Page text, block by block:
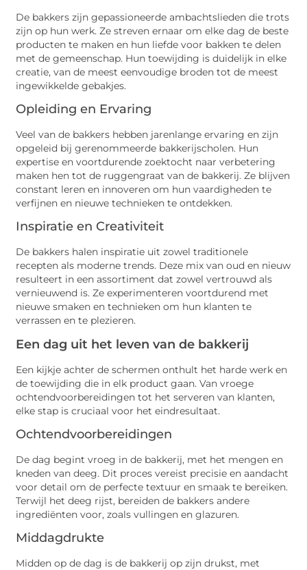
De bakkers zijn gepassioneerde ambachtslieden die trots
zijn op hun werk. Ze streven ernaar om elke dag de beste
producten te maken en hun liefde voor bakken te delen
met de gemeenschap. Hun toewijding is duidelijk in elke
creatie, van de meest eenvoudige broden tot de meest
ingewikkelde gebakjes.
Opleiding en Ervaring
Veel van de bakkers hebben jarenlange ervaring en zijn
opgeleid bij gerenommeerde bakkerijscholen. Hun
expertise en voortdurende zoektocht naar verbetering
maken hen tot de ruggengraat van de bakkerij. Ze blijven
constant leren en innoveren om hun vaardigheden te
verfijnen en nieuwe technieken te ontdekken.
Inspiratie en Creativiteit
De bakkers halen inspiratie uit zowel traditionele
recepten als moderne trends. Deze mix van oud en nieuw
resulteert in een assortiment dat zowel vertrouwd als
vernieuwend is. Ze experimenteren voortdurend met
nieuwe smaken en technieken om hun klanten te
verrassen en te plezieren.
Een dag uit het leven van de bakkerij
Een kijkje achter de schermen onthult het harde werk en
de toewijding die in elk product gaan. Van vroege
ochtendvoorbereidingen tot het serveren van klanten,
elke stap is cruciaal voor het eindresultaat.
Ochtendvoorbereidingen
De dag begint vroeg in de bakkerij, met het mengen en
kneden van deeg. Dit proces vereist precisie en aandacht
voor detail om de perfecte textuur en smaak te bereiken.
Terwijl het deeg rijst, bereiden de bakkers andere
ingrediënten voor, zoals vullingen en glazuren.
Middagdrukte
Midden op de dag is de bakkerij op zijn drukst, met